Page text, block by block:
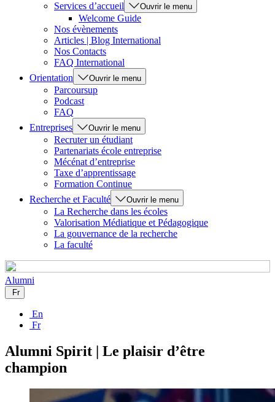
Services d’accueil
Ouvrir le menu
Welcome Guide
Nos évènements
Articles | Blog International
Nos Contacts
FAQ International
Orientation
Ouvrir le menu
Parcoursup
Podcast
FAQ
Entreprises
Ouvrir le menu
Recruter un étudiant
Partenariats école entreprise
Mécénat d’entreprise
Taxe d’apprentissage
Formation Continue
Recherche et Faculté
Ouvrir le menu
La Recherche dans les écoles
Valorisation Médiatique et Pédagogique
La gouvernance de la recherche
La faculté
Alumni
Fr
En
Fr
Alumni Spirit | Le plaisir d’être
champion